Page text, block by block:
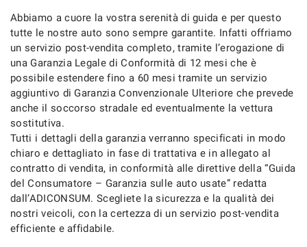
Abbiamo a cuore la vostra serenità di guida e per questo
tutte le nostre auto sono sempre garantite. Infatti offriamo
un servizio post-vendita completo, tramite l’erogazione di
una Garanzia Legale di Conformità di 12 mesi che è
possibile estendere fino a 60 mesi tramite un servizio
aggiuntivo di Garanzia Convenzionale Ulteriore che prevede
anche il soccorso stradale ed eventualmente la vettura
sostitutiva.
Tutti i dettagli della garanzia verranno specificati in modo
chiaro e dettagliato in fase di trattativa e in allegato al
contratto di vendita, in conformità alle direttive della “Guida
del Consumatore – Garanzia sulle auto usate” redatta
dall’ADICONSUM. Scegliete la sicurezza e la qualità dei
nostri veicoli, con la certezza di un servizio post-vendita
efficiente e affidabile.
Salva
le
impostazioni